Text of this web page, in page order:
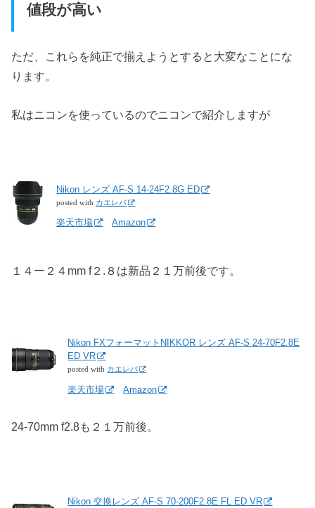
値段が高い
ただ、これらを純正で揃えようとすると大変なことにな
ります。
私はニコンを使っているのでニコンで紹介しますが
Nikon レンズ AF-S 14-24F2.8G ED
posted with カエレバ
楽天市場 Amazon
１４ー２４mm f２.８は新品２１万前後です。
Nikon FXフォーマットNIKKOR レンズ AF-S 24-70F2.8E
ED VR
posted with カエレバ
楽天市場 Amazon
24-70mm f2.8も２１万前後。
Nikon 交換レンズ AF-S 70-200F2.8E FL ED VR